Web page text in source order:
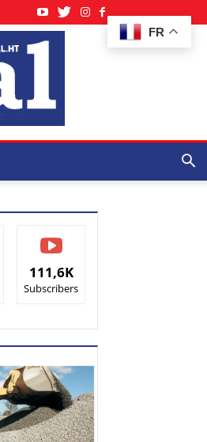
FR
111,6K
Subscribers